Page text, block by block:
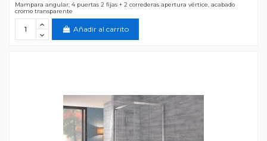
Mampara angular; 4 puertas 2 fijas + 2 correderas apertura vértice, acabado
cromo transparente
Añadir al carrito